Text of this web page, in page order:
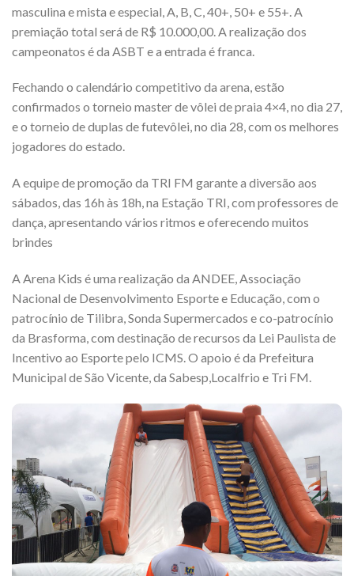
masculina e mista e especial, A, B, C, 40+, 50+ e 55+. A
premiação total será de R$ 10.000,00. A realização dos
campeonatos é da ASBT e a entrada é franca.
Fechando o calendário competitivo da arena, estão
confirmados o torneio master de vôlei de praia 4×4, no dia 27,
e o torneio de duplas de futevôlei, no dia 28, com os melhores
jogadores do estado.
A equipe de promoção da TRI FM garante a diversão aos
sábados, das 16h às 18h, na Estação TRI, com professores de
dança, apresentando vários ritmos e oferecendo muitos
brindes
A Arena Kids é uma realização da ANDEE, Associação
Nacional de Desenvolvimento Esporte e Educação, com o
patrocínio de Tilibra, Sonda Supermercados e co-patrocínio
da Brasforma, com destinação de recursos da Lei Paulista de
Incentivo ao Esporte pelo ICMS. O apoio é da Prefeitura
Municipal de São Vicente, da Sabesp,Localfrio e Tri FM.